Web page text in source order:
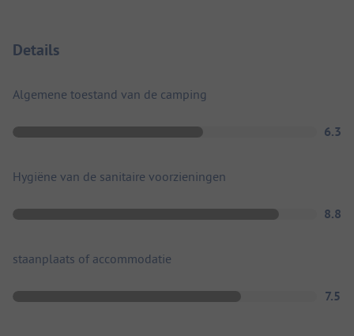
Details
Algemene toestand van de camping
6.3
Hygiëne van de sanitaire voorzieningen
8.8
staanplaats of accommodatie
7.5